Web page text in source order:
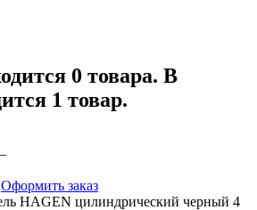
0 товара. В
1 товар.
Оформить заказ
HAGEN цилиндрический черный 4